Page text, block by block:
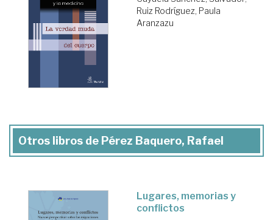
Ruiz Rodríguez, Paula
Aranzazu
Otros libros de Pérez Baquero, Rafael
Lugares, memorias y
conflictos